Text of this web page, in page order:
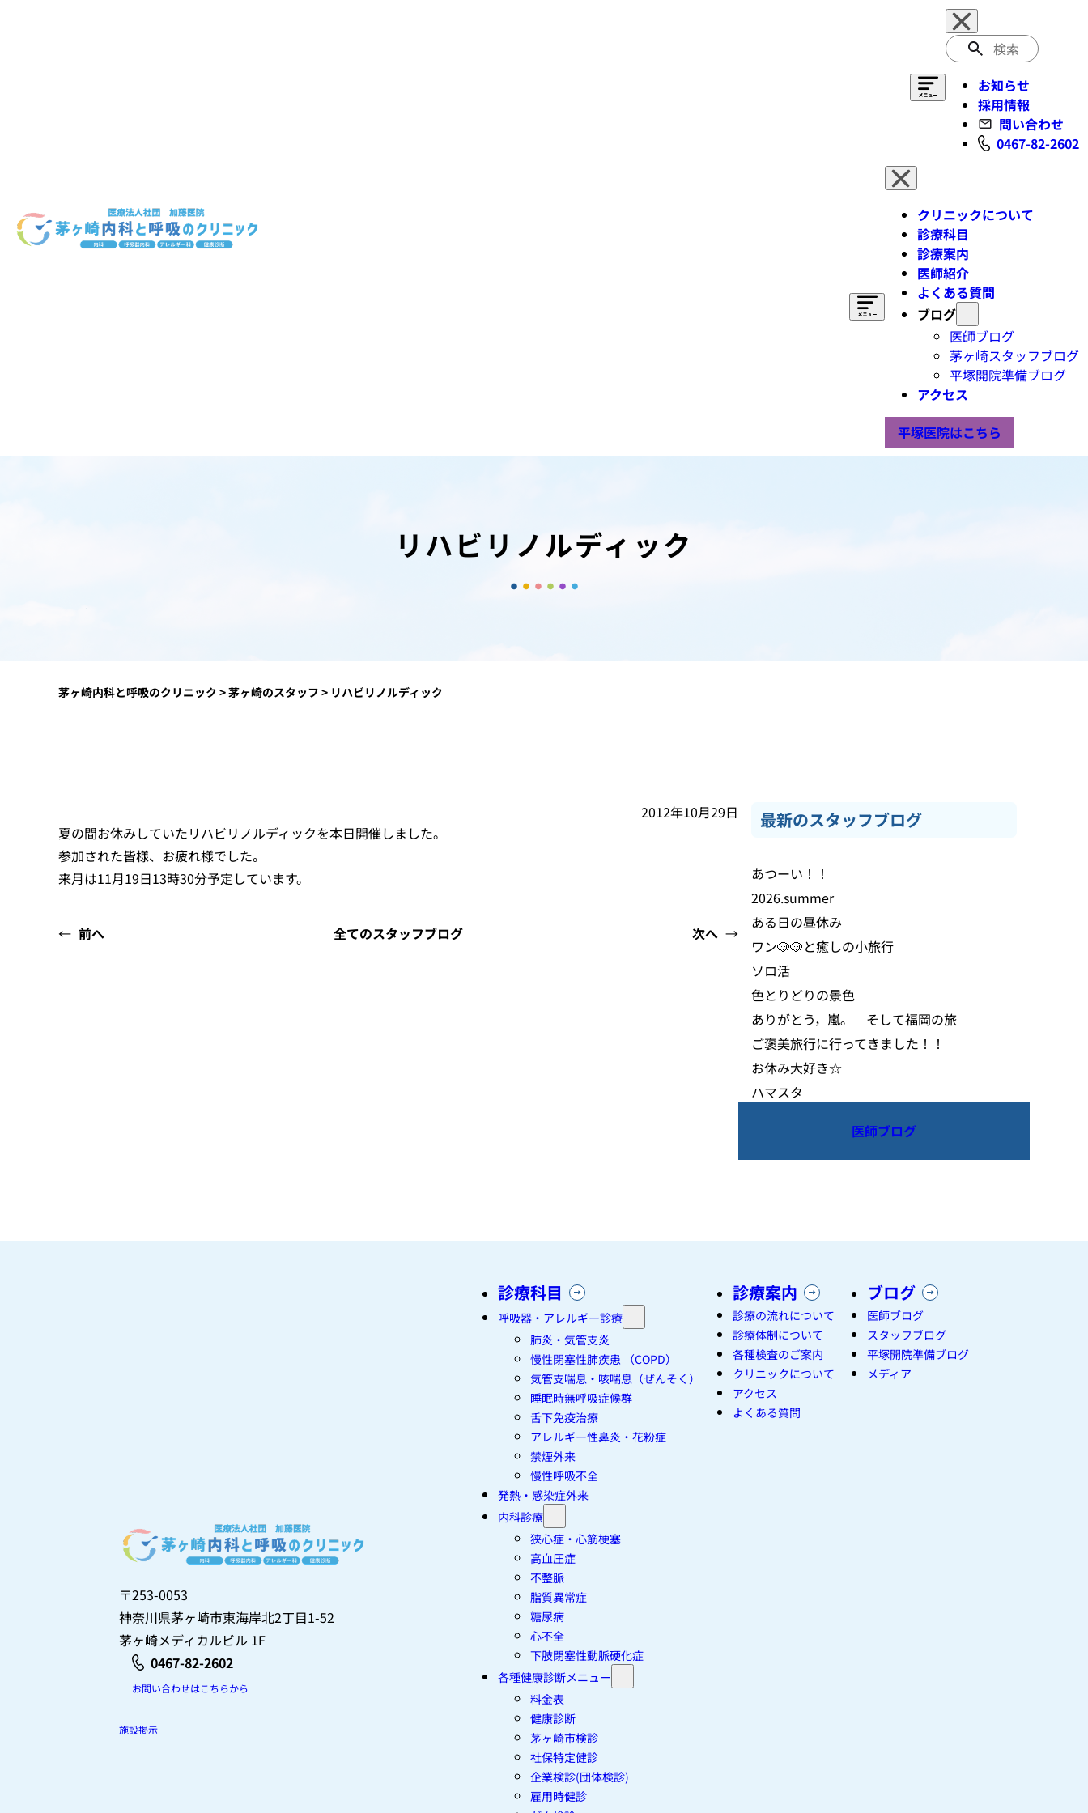
検
索
お知らせ
採用情報
問い合わせ
0467-82-2602
クリニックについて
診療科目
診療案内
医師紹介
よくある質問
ブログ
医師ブログ
茅ヶ崎スタッフブログ
平塚開院準備ブログ
アクセス
平塚医院はこちら
リハビリノルディック
茅ヶ崎内科と呼吸のクリニック >茅ヶ崎のスタッフ > リハビリノルディック
2012年10月29日
夏の間お休みしていたリハビリノルディックを本日開催しました。
参加された皆様、お疲れ様でした。
来月は11月19日13時30分予定しています。
← 前へ 全てのスタッフブログ 次へ →
最新のスタッフブログ
あつーい！！
2026.summer
ある日の昼休み
ワン🐶🐶と癒しの小旅行
ソロ活
色とりどりの景色
ありがとう，嵐。 そして福岡の旅
ご褒美旅行に行ってきました！！
お休み大好き☆
ハマスタ
医師ブログ
〒253-0053
神奈川県茅ヶ崎市東海岸北2丁目1-52
茅ヶ崎メディカルビル 1F
0467-82-2602
お問い合わせはこちらから
施設掲示
診療科目
呼吸器・アレルギー診療
肺炎・気管支炎
慢性閉塞性肺疾患 （COPD）
気管支喘息・咳喘息（ぜんそく）
睡眠時無呼吸症候群
舌下免疫治療
アレルギー性鼻炎・花粉症
禁煙外来
慢性呼吸不全
発熱・感染症外来
内科診療
狭心症・心筋梗塞
高血圧症
不整脈
脂質異常症
糖尿病
心不全
下肢閉塞性動脈硬化症
各種健康診断メニュー
料金表
健康診断
茅ヶ崎市検診
社保特定健診
企業検診(団体検診)
雇用時健診
診療案内
診療の流れについて
診療体制について
各種検査のご案内
クリニックについて
アクセス
よくある質問
ブログ
医師ブログ
スタッフブログ
平塚開院準備ブログ
メディア